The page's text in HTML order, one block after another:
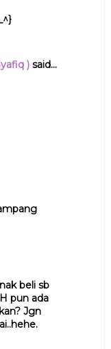
)said...
beli sb
pun ada
Jgn